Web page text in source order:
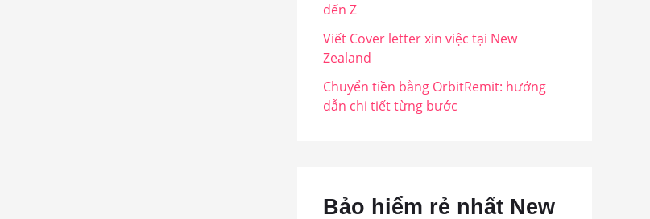
đến Z
Viết Cover letter xin việc tại New
Zealand
Chuyển tiền bằng OrbitRemit: hướng
dẫn chi tiết từng bước
Bảo hiểm rẻ nhất New